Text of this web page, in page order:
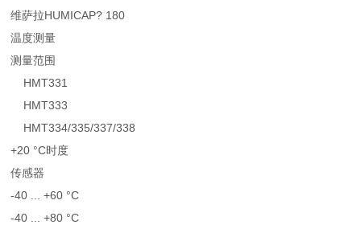
维萨拉HUMICAP? 180
温度测量
测量范围
HMT331
HMT333
HMT334/335/337/338
+20 °C时度
传感器
-40 ... +60 °C
-40 ... +80 °C